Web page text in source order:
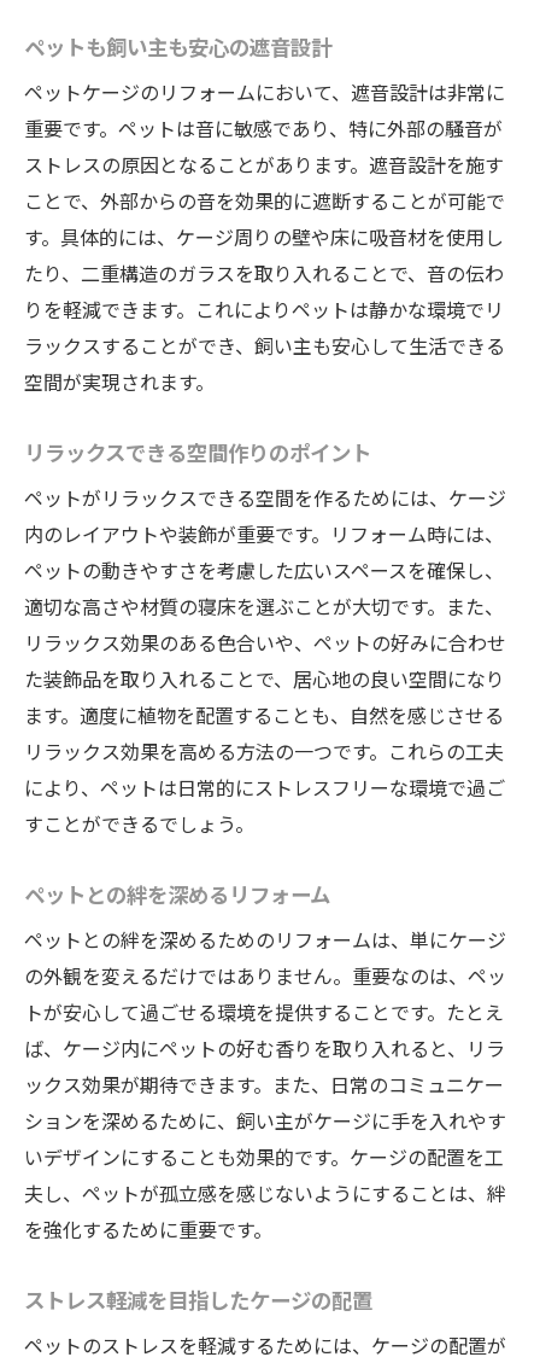
ペットも飼い主も安心の遮音設計
ペットケージのリフォームにおいて、遮音設計は非常に
重要です。ペットは音に敏感であり、特に外部の騒音が
ストレスの原因となることがあります。遮音設計を施す
ことで、外部からの音を効果的に遮断することが可能で
す。具体的には、ケージ周りの壁や床に吸音材を使用し
たり、二重構造のガラスを取り入れることで、音の伝わ
りを軽減できます。これによりペットは静かな環境でリ
ラックスすることができ、飼い主も安心して生活できる
空間が実現されます。
リラックスできる空間作りのポイント
ペットがリラックスできる空間を作るためには、ケージ
内のレイアウトや装飾が重要です。リフォーム時には、
ペットの動きやすさを考慮した広いスペースを確保し、
適切な高さや材質の寝床を選ぶことが大切です。また、
リラックス効果のある色合いや、ペットの好みに合わせ
た装飾品を取り入れることで、居心地の良い空間になり
ます。適度に植物を配置することも、自然を感じさせる
リラックス効果を高める方法の一つです。これらの工夫
により、ペットは日常的にストレスフリーな環境で過ご
すことができるでしょう。
ペットとの絆を深めるリフォーム
ペットとの絆を深めるためのリフォームは、単にケージ
の外観を変えるだけではありません。重要なのは、ペッ
トが安心して過ごせる環境を提供することです。たとえ
ば、ケージ内にペットの好む香りを取り入れると、リラ
ックス効果が期待できます。また、日常のコミュニケー
ションを深めるために、飼い主がケージに手を入れやす
いデザインにすることも効果的です。ケージの配置を工
夫し、ペットが孤立感を感じないようにすることは、絆
を強化するために重要です。
ストレス軽減を目指したケージの配置
ペットのストレスを軽減するためには、ケージの配置が